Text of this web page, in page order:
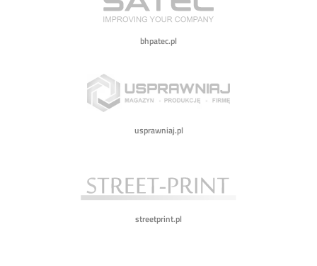
bhpatec.pl
usprawniaj.pl
streetprint.pl